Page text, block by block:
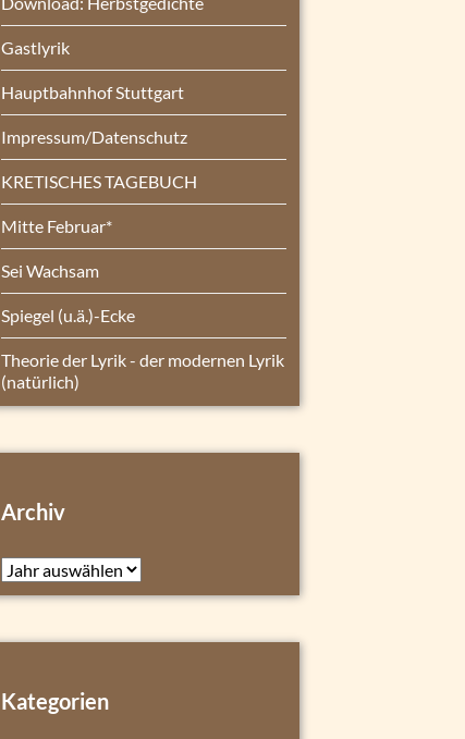
Gastlyrik
Hauptbahnhof Stuttgart
Impressum/Datenschutz
KRETISCHES TAGEBUCH
Mitte Februar*
Sei Wachsam
Spiegel (u.ä.)-Ecke
Theorie der Lyrik - der modernen Lyrik
(natürlich)
Archiv
Archiv
Kategorien